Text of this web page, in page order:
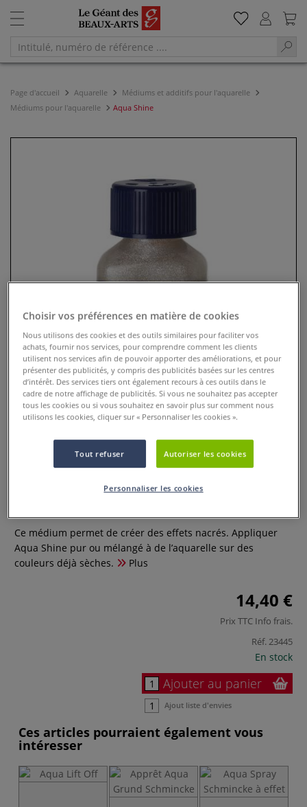
Page d'accueil Aquarelle
Médiums et additifs pour l'aquarelle
Médiums pour l'aquarelle
Aqua Shine
Ce médium permet de créer des effets nacrés. Appliquer
Aqua Shine pur ou mélangé à de l’aquarelle sur des
couleurs déjà sèches.
Plus
14,40 €
Prix TTC Info frais.
Réf.23445
En stock
Ajouter au panier
Ajout liste d'envies
Ces articles pourraient également vous
intéresser
Choisir vos préférences en matière de cookies
Nous utilisons des cookies et des outils similaires pour faciliter vos
achats, fournir nos services, pour comprendre comment les clients
utilisent nos services afin de pouvoir apporter des améliorations, et pour
présenter des publicités, y compris des publicités basées sur les centres
d’intérêt. Des services tiers ont également recours à ces outils dans le
cadre de notre affichage de publicités. Si vous ne souhaitez pas accepter
tous les cookies ou si vous souhaitez en savoir plus sur comment nous
utilisons les cookies, cliquer sur « Personnaliser les cookies ».
Tout refuser Autoriser les cookies
Personnaliser les cookies